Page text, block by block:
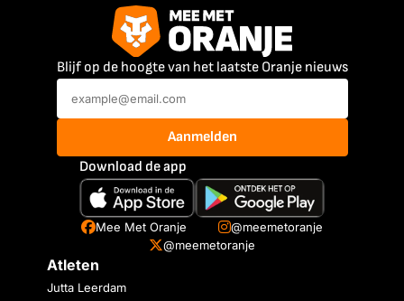
Blijf op de hoogte van het laatste Oranje nieuws
Aanmelden
Download de app
Mee Met Oranje
@meemetoranje
@meemetoranje
Atleten
Jutta Leerdam